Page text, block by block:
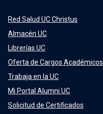
Red Salud UC Christus
Almacén UC
Librerías UC
Oferta de Cargos Académicos
Trabaja en la UC
Mi Portal Alumni UC
Solicitud de Certificados